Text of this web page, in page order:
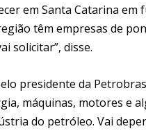
em Santa Catarina em
têm empresas de
solicitar”, disse.
presidente da
máquinas, motores e
do petróleo. Vai